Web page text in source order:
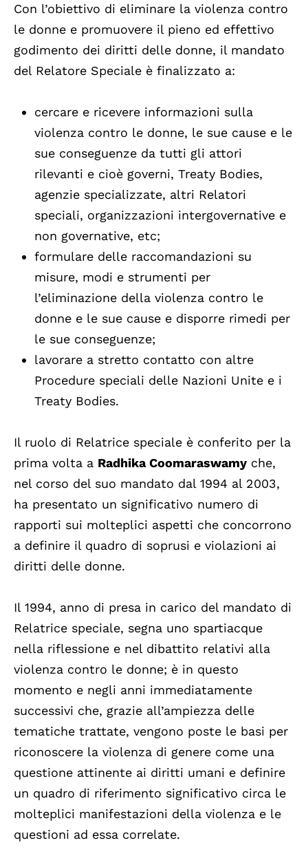
Con l’obiettivo di eliminare la violenza contro
le donne e promuovere il pieno ed effettivo
godimento dei diritti delle donne, il mandato
del Relatore Speciale è finalizzato a:
cercare e ricevere informazioni sulla
violenza contro le donne, le sue cause e le
sue conseguenze da tutti gli attori
rilevanti e cioè governi, Treaty Bodies,
agenzie specializzate, altri Relatori
speciali, organizzazioni intergovernative e
non governative, etc;
formulare delle raccomandazioni su
misure, modi e strumenti per
l’eliminazione della violenza contro le
donne e le sue cause e disporre rimedi per
le sue conseguenze;
lavorare a stretto contatto con altre
Procedure speciali delle Nazioni Unite e i
Treaty Bodies.
Il ruolo di Relatrice speciale è conferito per la
prima volta a Radhika Coomaraswamy che,
nel corso del suo mandato dal 1994 al 2003,
ha presentato un significativo numero di
rapporti sui molteplici aspetti che concorrono
a definire il quadro di soprusi e violazioni ai
diritti delle donne.
Il 1994, anno di presa in carico del mandato di
Relatrice speciale, segna uno spartiacque
nella riflessione e nel dibattito relativi alla
violenza contro le donne; è in questo
momento e negli anni immediatamente
successivi che, grazie all’ampiezza delle
tematiche trattate, vengono poste le basi per
riconoscere la violenza di genere come una
questione attinente ai diritti umani e definire
un quadro di riferimento significativo circa le
molteplici manifestazioni della violenza e le
questioni ad essa correlate.